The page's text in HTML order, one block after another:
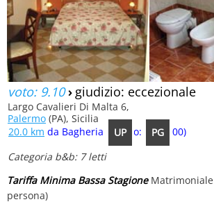
UP PG
voto: 9.10› giudizio: eccezionale
Largo Cavalieri Di Malta 6,
Palermo (PA), Sicilia
20.0 km da Bagheria (tempo: 00:27:00)
Categoria b&b: 7 letti
Tariffa Minima Bassa StagioneMatrimoniale
persona)